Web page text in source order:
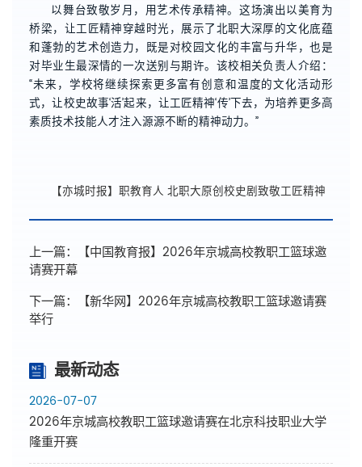
以舞台致敬岁月，用艺术传承精神。这场演出以美育为
桥梁，让工匠精神穿越时光，展示了北职大深厚的文化底蕴
和蓬勃的艺术创造力，既是对校园文化的丰富与升华，也是
对毕业生最深情的一次送别与期许。该校相关负责人介绍：
“未来，学校将继续探索更多富有创意和温度的文化活动形
式，让校史故事‘活’起来，让工匠精神‘传’下去，为培养更多高
素质技术技能人才注入源源不断的精神动力。”
【亦城时报】职教育人 北职大原创校史剧致敬工匠精神
上一篇：
【中国教育报】2026年京城高校教职工篮球邀
请赛开幕
下一篇：
【新华网】2026年京城高校教职工篮球邀请赛
举行
最新动态
2026-07-07
2026年京城高校教职工篮球邀请赛在北京科技职业大学
隆重开赛